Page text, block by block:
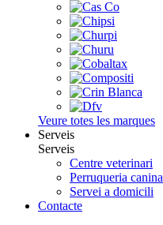
Veure totes les marques
Serveis
Serveis
Centre veterinari
Perruqueria canina
Servei a domicili
Contacte